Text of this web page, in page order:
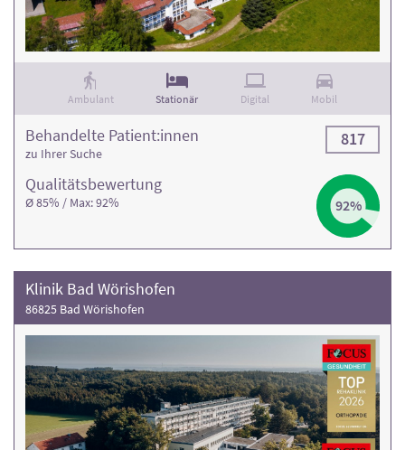
Rehaklinik und die Anzahl der Behandlungsfälle. Weitere
Informationen und die Kontaktdaten finden Sie in den
jeweiligen Klinikprofilen.
Ambulant Stationär Digital Mobil
Qualitäts­bewertung
Ø 85% / Max: 92% 92%
Behandelte Patient:innen
zu Ihrer Suche
817
Klinik Bad Wörishofen
86825 Bad Wörishofen